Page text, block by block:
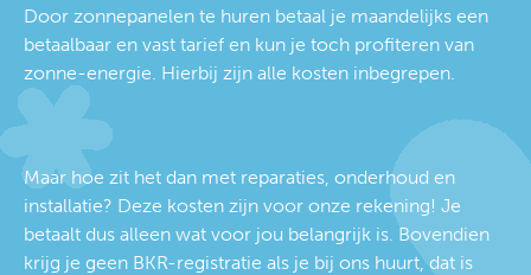
Door zonnepanelen te huren betaal je maandelijks een
betaalbaar en vast tarief en kun je toch profiteren van
zonne-energie. Hierbij zijn alle kosten inbegrepen.
Maar hoe zit het dan met reparaties, onderhoud en
installatie? Deze kosten zijn voor onze rekening! Je
betaalt dus alleen wat voor jou belangrijk is. Bovendien
krijg je geen BKR-registratie als je bij ons huurt, dat is